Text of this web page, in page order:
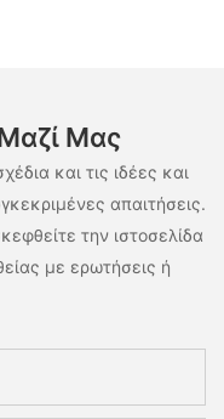
Μας
και τις ιδέες και
απαιτήσεις.
την ιστοσελίδα
με ερωτήσεις ή